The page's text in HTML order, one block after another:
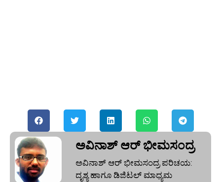
ಅವಿನಾಶ್‌ ಆರ್‌ ಭೀಮಸಂದ್ರ
ಅವಿನಾಶ್‌ ಆರ್‌ ಭೀಮಸಂದ್ರ ಪರಿಚಯ:
ದೃಶ್ಯ ಹಾಗೂ ಡಿಜಿಟಲ್ ಮಾಧ್ಯಮ